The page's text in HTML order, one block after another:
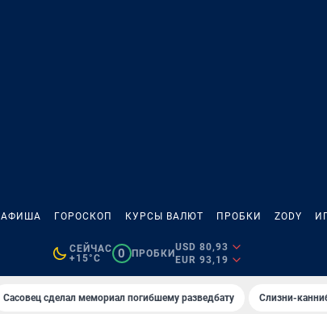
АФИША ГОРОСКОП КУРСЫ ВАЛЮТ ПРОБКИ ZODY
СЕЙЧАС
+15°C
0 ПРОБКИ
USD 80,93
EUR 93,19
Сасовец сделал мемориал погибшему разведбату Слизни-